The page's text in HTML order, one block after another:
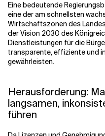
Eine bedeutende
eine der am schnellsten
Wirtschaftszonen des
der Vision 2030 des
Dienstleistungen für die
transparente, effiziente und
gewährleisten.
Herausforderung:
langsamen,
führen